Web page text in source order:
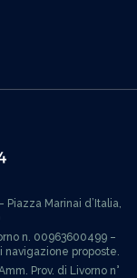
Marinai d’Italia,
n. 00963600499 –
proposte.
Prov. di Livorno n°